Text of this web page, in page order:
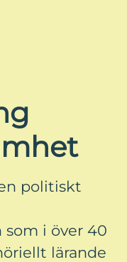
politiskt
i över 40
lärande